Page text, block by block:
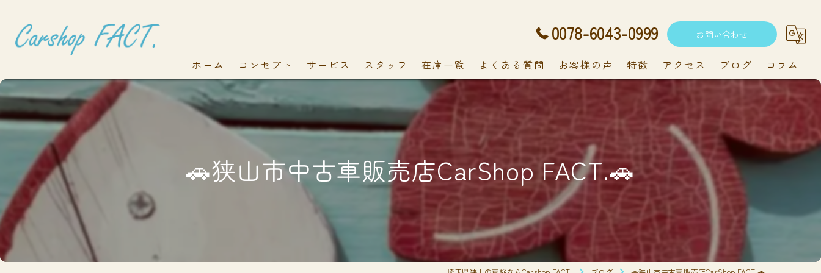
0078-6043-0999 お問い合わせ
ホーム コンセプト サービス スタッフ 在庫一覧 よくある質問 お客様の声 特徴
軽自動車
メンテナンス
アクセス ブログ コラム
🚗狭山市中古車販売店CarShop FACT.🚗